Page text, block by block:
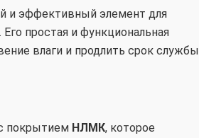
и эффективный элемент для
простая и функциональная
влаги и продлить срок службы
покрытием НЛМК, которое